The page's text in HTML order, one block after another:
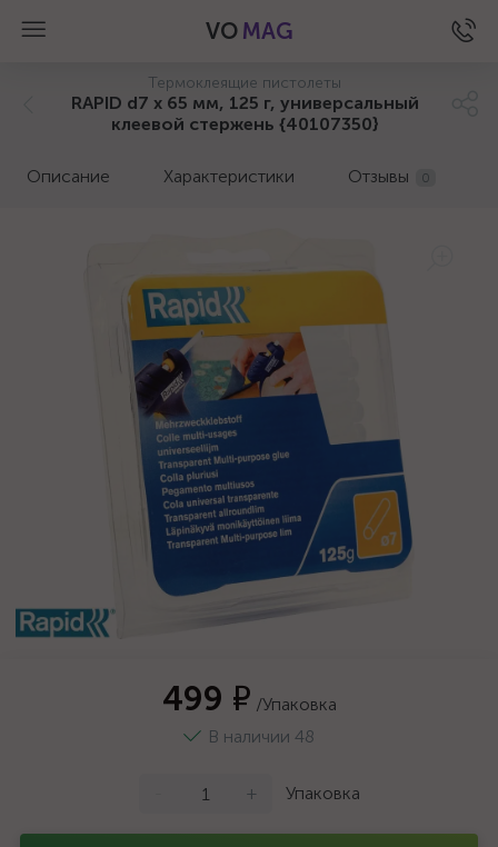
VO MAG
Термоклеящие пистолеты
RAPID d7 x 65 мм, 125 г, универсальный
клеевой стержень {40107350}
Описание Характеристики Отзывы 0
499 ₽ /Упаковка
В наличии 48
+ Упаковка